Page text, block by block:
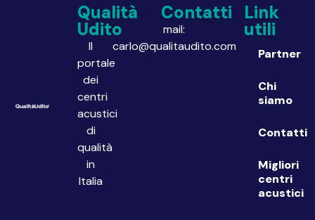
Qualità
Udito
Il
portale
dei
centri
acustici
di
qualità
in
Italia
Contatti
mail:
carlo@qualitaudito.com
Link
utili
Partner
Chi
siamo
Contatti
Migliori
centri
acustici